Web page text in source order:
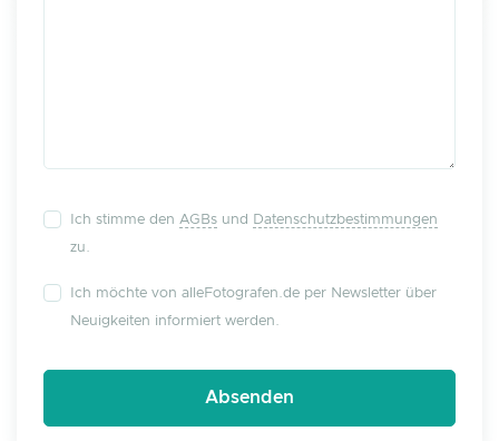
Ich stimme den AGBs und
Datenschutzbestimmungen
zu.
Ich möchte von alleFotografen.de per Newsletter über
Neuigkeiten informiert werden.